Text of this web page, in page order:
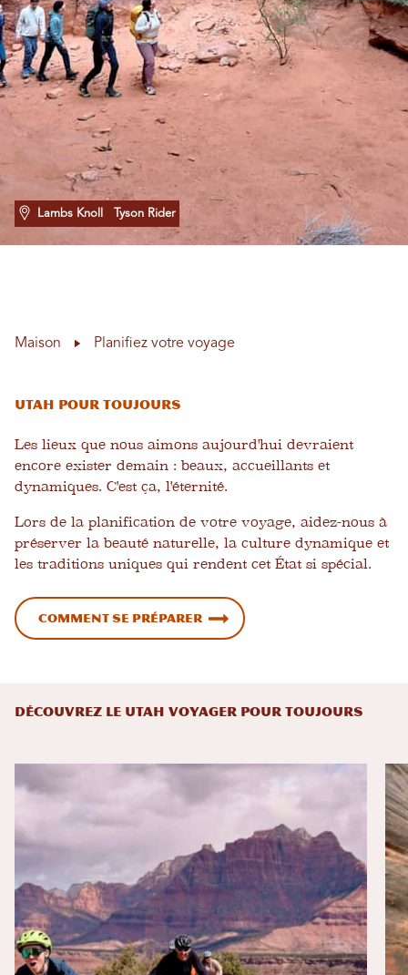
Lambs Knoll Tyson Rider
Maison Planifiez votre voyage
Utah Pour toujours
Les lieux que nous aimons aujourd'hui devraient
encore exister demain : beaux, accueillants et
dynamiques. C'est ça, l'éternité.
Lors de la planification de votre voyage, aidez-nous à
préserver la beauté naturelle, la culture dynamique et
les traditions uniques qui rendent cet État si spécial.
Comment se préparer
DÉCOUVREZ LE UTAH VOYAGER POUR TOUJOURS